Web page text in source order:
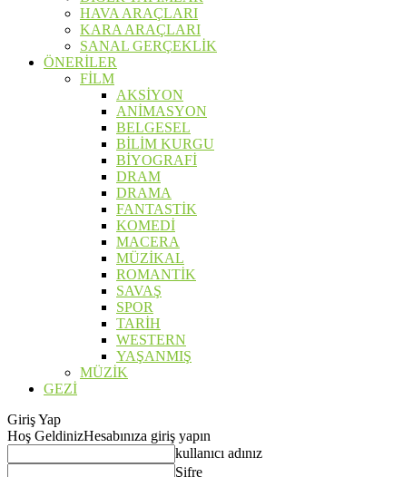
HAVA ARAÇLARI
KARA ARAÇLARI
SANAL GERÇEKLİK
ÖNERİLER
FİLM
AKSİYON
ANİMASYON
BELGESEL
BİLİM KURGU
BİYOGRAFİ
DRAM
DRAMA
FANTASTİK
KOMEDİ
MACERA
MÜZİKAL
ROMANTİK
SAVAŞ
SPOR
TARİH
WESTERN
YAŞANMIŞ
MÜZİK
GEZİ
Giriş Yap
Hoş GeldinizHesabınıza giriş yapın
kullanıcı adınız
Şifre